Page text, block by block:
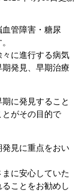
管障害・糖尿
に進行する病気
発見、早期治療
に発見すること
がその目的で
見に重点をおい
に安心していた
ことをお勧めし